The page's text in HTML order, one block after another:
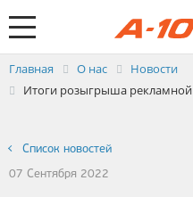
Услуги
Электронный
Заявка на выставление ЭСЧФ
Главная О нас
Новости
Итоги розыгрыша
Список новостей
07 Сентября 2022